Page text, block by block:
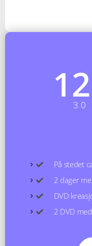
30
På stedet
2 dager
DVD
2 DVD